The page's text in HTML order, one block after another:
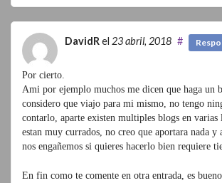
DavidRel 23 abril, 2018 #
Por cierto.
Ami por ejemplo muchos me dicen que haga un
considero que viajo para mi mismo, no tengo
contarlo, aparte existen multiples blogs en varias
estan muy currados, no creo que aportara nada y
nos engañemos si quieres hacerlo bien requiere
En fin como te comente en otra entrada, es